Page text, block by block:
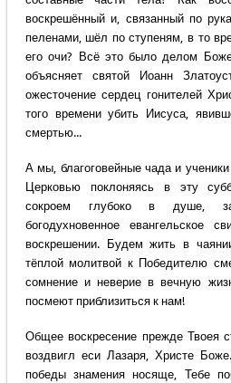
воскрешённый и, связанный по
пеленами, шёл по ступеням, в то
его очи? Всё это было делом
объясняет святой Иоанн
ожесточение сердец гонителей
того времени убить Иисуса,
смертью...
А мы, благоговейные чада и
Церковью поклоняясь в эту
сокроем глубоко в душе,
богодухновенное евангельское
воскрешении. Будем жить в
тёплой молитвой к Победителю
сомнение и неверие в вечную
посмеют приблизиться к нам!
Общее воскресение прежде Твоея
воздвигл еси Лазаря, Христе
победы знамения носяще, Тебе